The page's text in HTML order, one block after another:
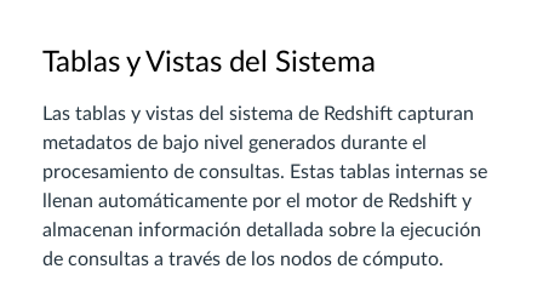
Tablas y Vistas del Sistema
Las tablas y vistas del sistema de Redshift capturan
metadatos de bajo nivel generados durante el
procesamiento de consultas. Estas tablas internas se
llenan automáticamente por el motor de Redshift y
almacenan información detallada sobre la ejecución
de consultas a través de los nodos de cómputo.